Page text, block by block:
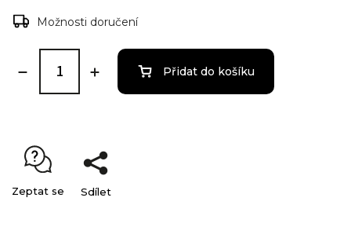
Možnosti doručení
Přidat do košíku
Zeptat se Sdílet